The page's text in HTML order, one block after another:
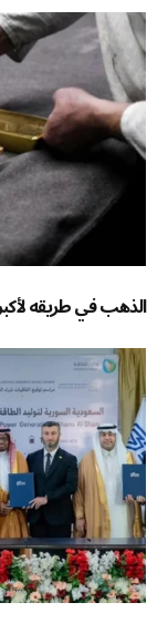
الذهب في طريقه